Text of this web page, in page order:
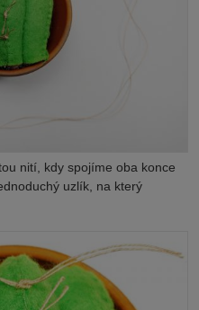
nití, kdy spojíme oba konce
uzlík, na který